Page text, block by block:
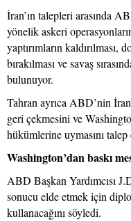
İran’ın talepleri arasında
yönelik askeri
yaptırımların kaldırılması,
bırakılması ve savaş
bulunuyor.
Tahran ayrıca ABD’nin
geri çekmesini ve
hükümlerine uymasını talep
Washington’dan baskı
ABD Başkan Yardımcısı
sonucu elde etmek için
kullanacağını söyledi.